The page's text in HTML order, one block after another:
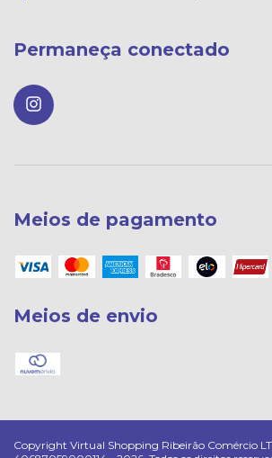
Permaneça conectado
Meios de pagamento
Meios de envio
Copyright Virtual Shopping Ribeirão Comércio